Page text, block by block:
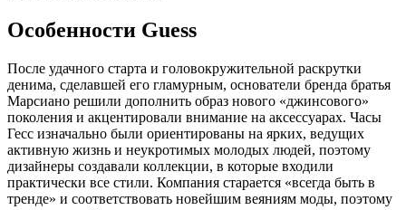
Особенности Guess
После удачного старта и головокружительной раскрутки
денима, сделавшей его гламурным, основатели бренда братья
Марсиано решили дополнить образ нового «джинсового»
поколения и акцентировали внимание на аксессуарах. Часы
Гесс изначально были ориентированы на ярких, ведущих
активную жизнь и неукротимых молодых людей, поэтому
дизайнеры создавали коллекции, в которые входили
практически все стили. Компания старается «всегда быть в
тренде» и соответствовать новейшим веяниям моды, поэтому